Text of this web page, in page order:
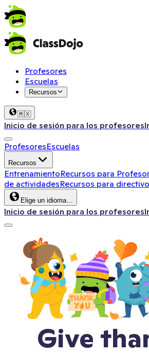
Profesores
Escuelas
Recursos
🇲🇽
Inicio de sesión para los profesores
ProfesoresEscuelas
Recursos
EntrenamientoRecursos para
de actividadesRecursos para
Elige un idioma…
Inicio de sesión para los profesores
Give